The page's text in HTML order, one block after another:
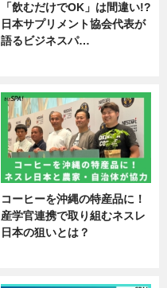
「飲むだけでOK」は間違い!?
日本サプリメント協会代表が
語るビジネスパ…
コーヒーを沖縄の特産品に！
産学官連携で取り組むネスレ
日本の狙いとは？